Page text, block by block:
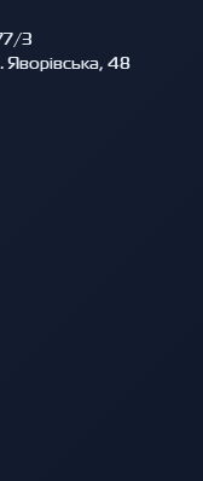
3
Яворівська, 48